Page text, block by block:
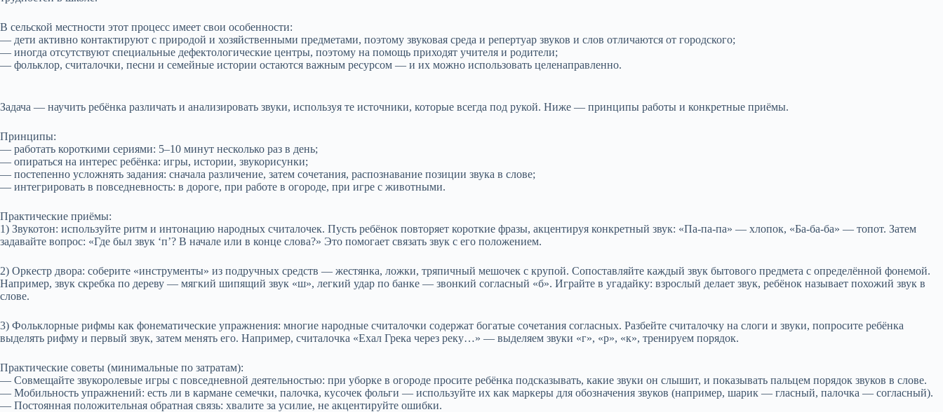
В сельской местности этот процесс имеет свои особенности:
— дети активно контактируют с природой и хозяйственными предметами, поэтому звуковая среда и репертуар звуков и слов отличаются от городского;
— иногда отсутствуют специальные дефектологические центры, поэтому на помощь приходят учителя и родители;
— фольклор, считалочки, песни и семейные истории остаются важным ресурсом — и их можно использовать целенаправленно.
Задача — научить ребёнка различать и анализировать звуки, используя те источники, которые всегда под рукой. Ниже — принципы работы и конкретные приёмы.
Принципы:
— работать короткими сериями: 5–10 минут несколько раз в день;
— опираться на интерес ребёнка: игры, истории, звукорисунки;
— постепенно усложнять задания: сначала различение, затем сочетания, распознавание позиции звука в слове;
— интегрировать в повседневность: в дороге, при работе в огороде, при игре с животными.
Практические приёмы:
1) Звукотон: используйте ритм и интонацию народных считалочек. Пусть ребёнок повторяет короткие фразы, акцентируя конкретный звук: «Па-па-па» — хлопок, «Ба-ба-ба» — топот. Затем
задавайте вопрос: «Где был звук ‘п’? В начале или в конце слова?» Это помогает связать звук с его положением.
2) Оркестр двора: соберите «инструменты» из подручных средств — жестянка, ложки, тряпичный мешочек с крупой. Сопоставляйте каждый звук бытового предмета с определённой фонемой.
Например, звук скребка по дереву — мягкий шипящий звук «ш», легкий удар по банке — звонкий согласный «б». Играйте в угадайку: взрослый делает звук, ребёнок называет похожий звук в
слове.
3) Фольклорные рифмы как фонематические упражнения: многие народные считалочки содержат богатые сочетания согласных. Разбейте считалочку на слоги и звуки, попросите ребёнка
выделять рифму и первый звук, затем менять его. Например, считалочка «Ехал Грека через реку…» — выделяем звуки «г», «р», «к», тренируем порядок.
Практические советы (минимальные по затратам):
— Совмещайте звукоролевые игры с повседневной деятельностью: при уборке в огороде просите ребёнка подсказывать, какие звуки он слышит, и показывать пальцем порядок звуков в слове.
— Мобильность упражнений: есть ли в кармане семечки, палочка, кусочек фольги — используйте их как маркеры для обозначения звуков (например, шарик — гласный, палочка — согласный).
— Постоянная положительная обратная связь: хвалите за усилие, не акцентируйте ошибки.